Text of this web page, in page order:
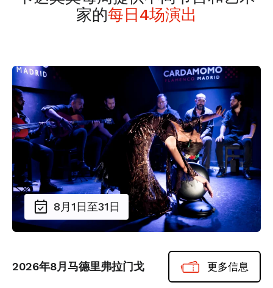
家的每日4场演出
8月1日至31日
2026年8月马德里弗拉门戈 更多信息